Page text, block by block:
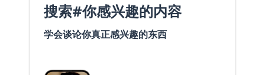
搜索#你感兴趣的内容
学会谈论你真正感兴趣的东西